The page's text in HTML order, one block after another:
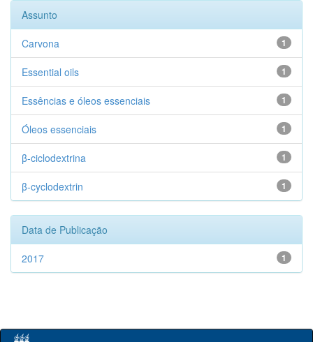
Assunto
1
Carvona
1
Essential oils
1
Essências e óleos essenciais
1
Óleos essenciais
1
β-ciclodextrina
1
β-cyclodextrin
Data de Publicação
1
2017